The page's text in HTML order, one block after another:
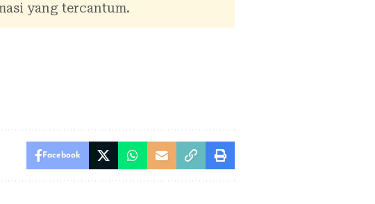
yang tercantum.
Facebook